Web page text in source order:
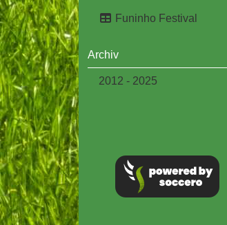
Funinho Festival
Archiv
2012 - 2025